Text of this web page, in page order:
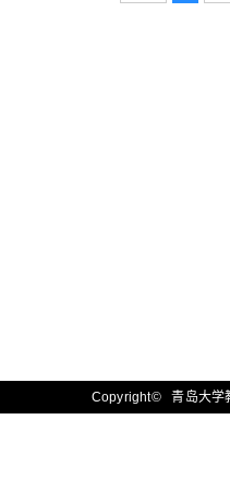
Copyright© 青岛大学